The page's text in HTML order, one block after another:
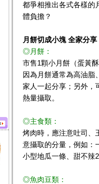
都爭相推出各式各樣的
體負擔？
月餅切成小塊 全家分享
◎月餅：
市售1顆小月餅（蛋黃
因為月餅通常為高油脂
家人一起分享；另外，
熱量攝取。
◎主食類：
烤肉時，應注意吐司、
意攝取的分量，例如：
小型地瓜一條、甜不辣
◎魚肉豆類：